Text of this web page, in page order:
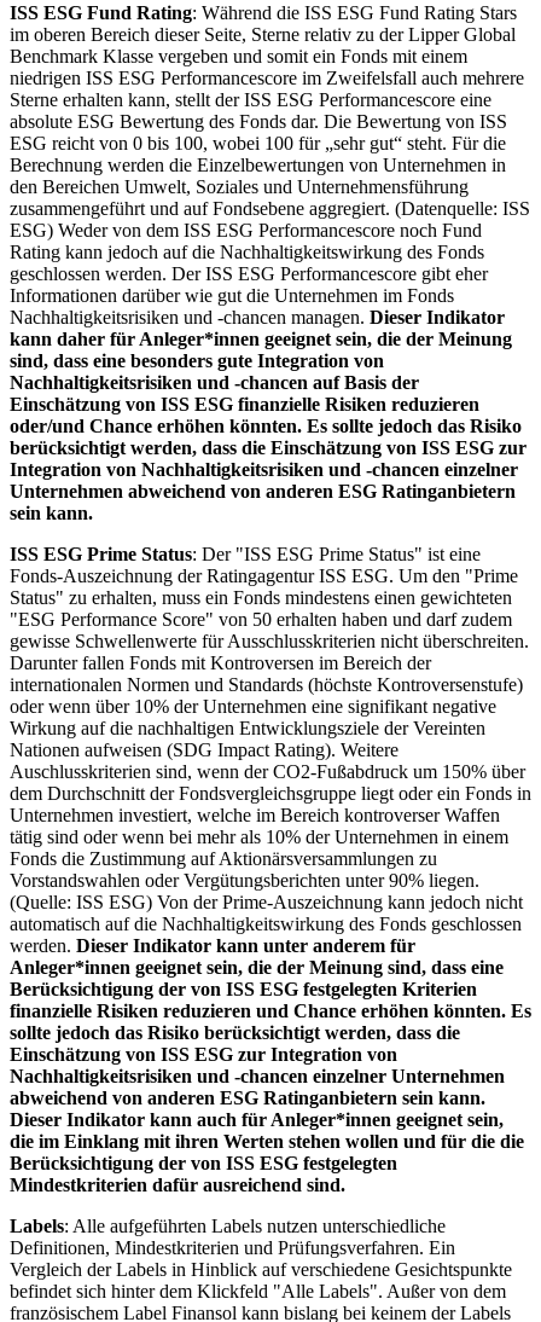
ISS ESG Fund Rating: Während die ISS ESG Fund Rating Stars
im oberen Bereich dieser Seite, Sterne relativ zu der Lipper Global
Benchmark Klasse vergeben und somit ein Fonds mit einem
niedrigen ISS ESG Performancescore im Zweifelsfall auch mehrere
Sterne erhalten kann, stellt der ISS ESG Performancescore eine
absolute ESG Bewertung des Fonds dar. Die Bewertung von ISS
ESG reicht von 0 bis 100, wobei 100 für „sehr gut“ steht. Für die
Berechnung werden die Einzelbewertungen von Unternehmen in
den Bereichen Umwelt, Soziales und Unternehmensführung
zusammengeführt und auf Fondsebene aggregiert. (Datenquelle: ISS
ESG) Weder von dem ISS ESG Performancescore noch Fund
Rating kann jedoch auf die Nachhaltigkeitswirkung des Fonds
geschlossen werden. Der ISS ESG Performancescore gibt eher
Informationen darüber wie gut die Unternehmen im Fonds
Nachhaltigkeitsrisiken und -chancen managen. Dieser Indikator
kann daher für Anleger*innen geeignet sein, die der Meinung
sind, dass eine besonders gute Integration von
Nachhaltigkeitsrisiken und -chancen auf Basis der
Einschätzung von ISS ESG finanzielle Risiken reduzieren
oder/und Chance erhöhen könnten. Es sollte jedoch das Risiko
berücksichtigt werden, dass die Einschätzung von ISS ESG zur
Integration von Nachhaltigkeitsrisiken und -chancen einzelner
Unternehmen abweichend von anderen ESG Ratinganbietern
sein kann.
ISS ESG Prime Status: Der "ISS ESG Prime Status" ist eine
Fonds-Auszeichnung der Ratingagentur ISS ESG. Um den "Prime
Status" zu erhalten, muss ein Fonds mindestens einen gewichteten
"ESG Performance Score" von 50 erhalten haben und darf zudem
gewisse Schwellenwerte für Ausschlusskriterien nicht überschreiten.
Darunter fallen Fonds mit Kontroversen im Bereich der
internationalen Normen und Standards (höchste Kontroversenstufe)
oder wenn über 10% der Unternehmen eine signifikant negative
Wirkung auf die nachhaltigen Entwicklungsziele der Vereinten
Nationen aufweisen (SDG Impact Rating). Weitere
Auschlusskriterien sind, wenn der CO2-Fußabdruck um 150% über
dem Durchschnitt der Fondsvergleichsgruppe liegt oder ein Fonds in
Unternehmen investiert, welche im Bereich kontroverser Waffen
tätig sind oder wenn bei mehr als 10% der Unternehmen in einem
Fonds die Zustimmung auf Aktionärsversammlungen zu
Vorstandswahlen oder Vergütungsberichten unter 90% liegen.
(Quelle: ISS ESG) Von der Prime-Auszeichnung kann jedoch nicht
automatisch auf die Nachhaltigkeitswirkung des Fonds geschlossen
werden. Dieser Indikator kann unter anderem für
Anleger*innen geeignet sein, die der Meinung sind, dass eine
Berücksichtigung der von ISS ESG festgelegten Kriterien
finanzielle Risiken reduzieren und Chance erhöhen könnten. Es
sollte jedoch das Risiko berücksichtigt werden, dass die
Einschätzung von ISS ESG zur Integration von
Nachhaltigkeitsrisiken und -chancen einzelner Unternehmen
abweichend von anderen ESG Ratinganbietern sein kann.
Dieser Indikator kann auch für Anleger*innen geeignet sein,
die im Einklang mit ihren Werten stehen wollen und für die die
Berücksichtigung der von ISS ESG festgelegten
Mindestkriterien dafür ausreichend sind.
Labels: Alle aufgeführten Labels nutzen unterschiedliche
Definitionen, Mindestkriterien und Prüfungsverfahren. Ein
Vergleich der Labels in Hinblick auf verschiedene Gesichtspunkte
befindet sich hinter dem Klickfeld "Alle Labels". Außer von dem
französischem Label Finansol kann bislang bei keinem der Labels